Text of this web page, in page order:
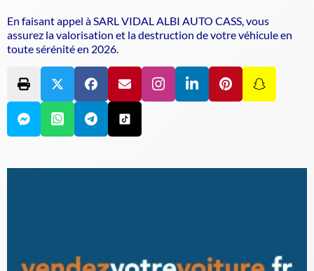
En faisant appel à SARL VIDAL ALBI AUTO CASS, vous
assurez la valorisation et la destruction de votre véhicule en
toute sérénité en 2026.